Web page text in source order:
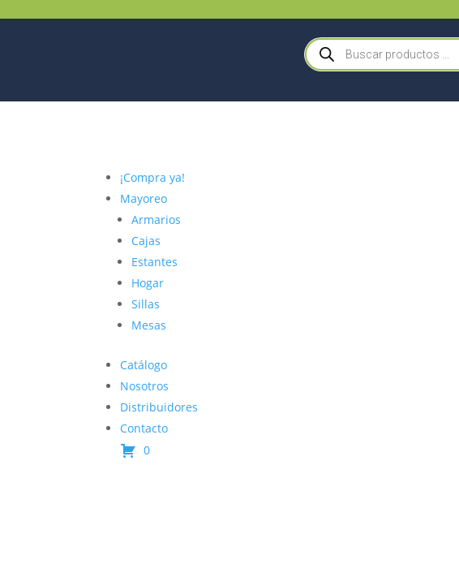
Búsqueda
de
productos
¡Compra ya!
Mayoreo
Armarios
Cajas
Estantes
Hogar
Sillas
Mesas
Catálogo
Nosotros
Distribuidores
Contacto
0